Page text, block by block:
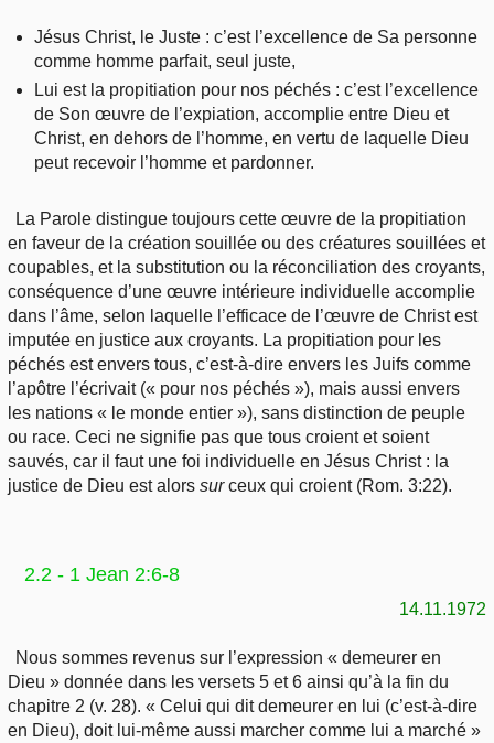
Jésus Christ, le Juste : c’est l’excellence de Sa personne
comme homme parfait, seul juste,
Lui est la propitiation pour nos péchés : c’est l’excellence
de Son œuvre de l’expiation, accomplie entre Dieu et
Christ, en dehors de l’homme, en vertu de laquelle Dieu
peut recevoir l’homme et pardonner.
La Parole distingue toujours cette œuvre de la propitiation
en faveur de la création souillée ou des créatures souillées et
coupables, et la substitution ou la réconciliation des croyants,
conséquence d’une œuvre intérieure individuelle accomplie
dans l’âme, selon laquelle l’efficace de l’œuvre de Christ est
imputée en justice aux croyants. La propitiation pour les
péchés est envers tous, c’est-à-dire envers les Juifs comme
l’apôtre l’écrivait (« pour nos péchés »), mais aussi envers
les nations « le monde entier »), sans distinction de peuple
ou race. Ceci ne signifie pas que tous croient et soient
sauvés, car il faut une foi individuelle en Jésus Christ : la
justice de Dieu est alors surceux qui croient (Rom. 3:22).
2.2 - 1 Jean 2:6-8
14.11.1972
Nous sommes revenus sur l’expression « demeurer en
Dieu » donnée dans les versets 5 et 6 ainsi qu’à la fin du
chapitre 2 (v. 28). « Celui qui dit demeurer en lui (c’est-à-dire
en Dieu), doit lui-même aussi marcher comme lui a marché »